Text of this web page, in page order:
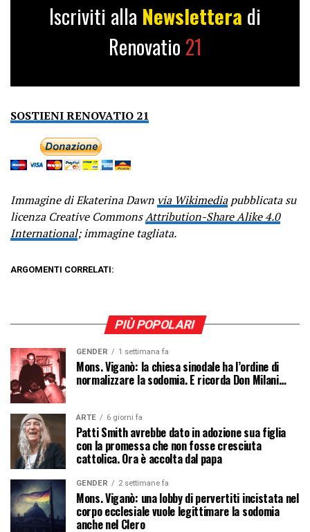
Iscriviti alla Newslettera di
Renovatio 21
SOSTIENI RENOVATIO 21
Immagine di Ekaterina Dawn via Wikimediapubblicata su
licenza Creative CommonsAttribution-Share Alike 4.0
International; immagine tagliata.
ARGOMENTI CORRELATI:
PIÙ POPOLARI
GENDER 1 settimana fa
Mons. Viganò: la chiesa sinodale ha l’ordine di
normalizzare la sodomia. E ricorda Don Milani…
ARTE 6 giorni fa
Patti Smith avrebbe dato in adozione sua figlia
con la promessa che non fosse cresciuta
cattolica. Ora è accolta dal papa
GENDER 2 settimane fa
Mons. Viganò: una lobby di pervertiti incistata nel
corpo ecclesiale vuole legittimare la sodomia
anche nel Clero